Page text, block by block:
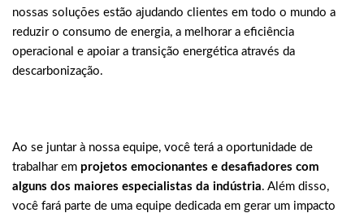
nossas soluções estão ajudando clientes em todo o mundo a
reduzir o consumo de energia, a melhorar a eficiência
operacional e apoiar a transição energética através da
descarbonização.
Ao se juntar à nossa equipe, você terá a oportunidade de
trabalhar em projetos emocionantes e desafiadores com
alguns dos maiores especialistas da indústria. Além disso,
você fará parte de uma equipe dedicada em gerar um impacto